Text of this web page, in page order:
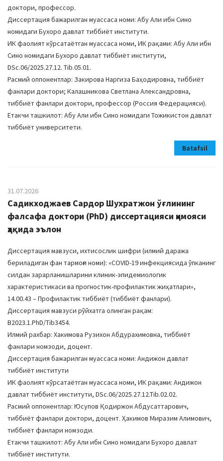
доктори, профессор.
Диссертация бажарилган муассаса номи: Абу Али ибн Сино
номидаги Бухоро давлат тиббиёт институти.
ИК фаолият кўрсатаётган муассаса номи, ИК рақами: Абу Али ибн
Сино номидаги Бухоро давлат тиббиёт институти,
DSc.06/2025.27.12. Tib.05.01.
Расмий оппонентлар: Закирова Наргиза Баҳодировна, тиббиёт
фанлари доктори; Калашникова Светлана Александровна,
тиббиёт фанлари доктори, профессор (Россия Федерацияси).
Етакчи ташкилот: Абу Али ибн Сино номидаги Тожикистон давлат
тиббиёт университети.
Batafsil
31.07.2026
Садикходжаев Сардор Шухратжон ўғлининг
фалсафа доктори (PhD) диссертацияси ҳимояси
ҳақида эълон
Диссертация мавзуси, ихтисослик шифри (илмий даража
бериладиган фан тармоғи номи): «COVID-19 инфекциясида ўпканинг
силдан зарарланишларини клиник-эпидемиологик
характеристикаси ва прогностик-профилактик жиҳатлари»,
14.00.43 – Профилактик тиббиёт (тиббиёт фанлари).
Диссертация мавзуси рўйхатга олинган рақам:
В2023.1.PhD/Tib3454.
Илмий рахбар: Хакимова Рузихон Абдурахимовна, тиббиёт
фанлари номзоди, доцент.
Диссертация бажарилган муассаса номи: Андижон давлат
тиббиёт институти
ИК фаолият кўрсатаётган муассаса номи, ИК рақами: Андижон
давлат тиббиёт институти, DSc.06/2025.27.12.Tib.02.02.
Расмий оппонентлар: Юсупов Қодиржон Абдусаттарович,
тиббиёт фанлари доктори, доцент. Ҳакимов Миразим Алимович,
тиббиёт фанлари номзоди.
Етакчи ташкилот: Абу Али ибн Сино номидаги Бухоро давлат
тиббиёт институти.